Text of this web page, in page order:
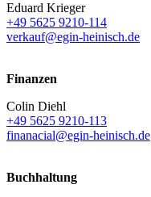
Eduard Krieger
+49 5625 9210-114
verkauf@egin-heinisch.de
Finanzen
Colin Diehl
+49 5625 9210-113
finanacial@egin-heinisch.de
Buchhaltung